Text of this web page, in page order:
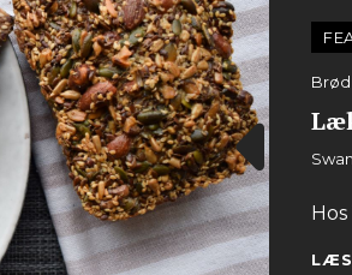
Brød
By
LÆS